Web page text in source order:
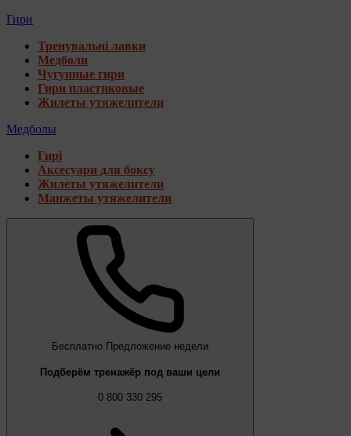
Гири
Тренувальні лавки
Медболи
Чугунные гири
Гири пластиковые
Жилеты утяжелители
Медболы
Гирі
Аксесуари для боксу
Жилеты утяжелители
Манжеты утяжелители
Бесплатно Предложение недели
Подберём тренажёр под ваши цели
0 800 330 295